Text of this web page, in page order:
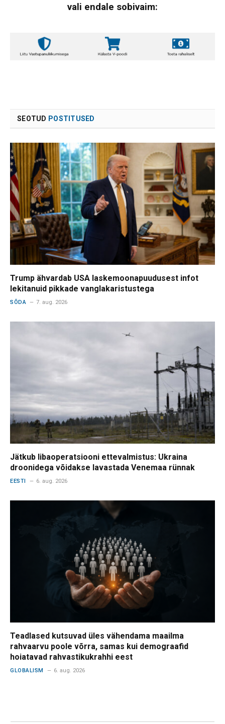
vali endale sobivaim:
SEOTUD POSTITUSED
Trump ähvardab USA laskemoonapuudusest infot
lekitanuid pikkade vanglakaristustega
SÕDA 7. aug. 2026
Jätkub libaoperatsiooni ettevalmistus: Ukraina
droonidega võidakse lavastada Venemaa rünnak
EESTI 6. aug. 2026
Teadlased kutsuvad üles vähendama maailma
rahvaarvu poole võrra, samas kui demograafid
hoiatavad rahvastikukrahhi eest
GLOBALISM 6. aug. 2026